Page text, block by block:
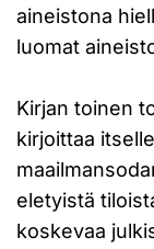
aineistona
luomat
Kirjan toinen
kirjoittaa
eletyistä
koskevaa